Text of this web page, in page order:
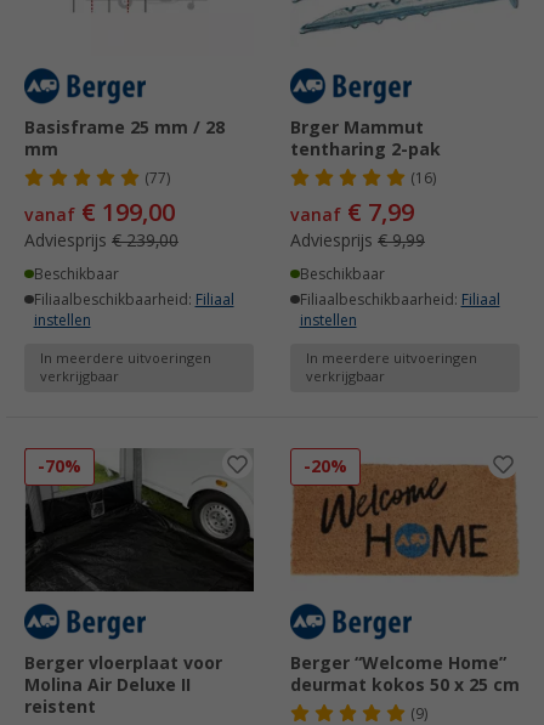
Basisframe 25 mm / 28
mm
(77)
vanaf € 199,00
Adviesprijs € 239,00
Beschikbaar
Filiaalbeschikbaarheid: Filiaal
instellen
In meerdere uitvoeringen
verkrijgbaar
Brger Mammut
tentharing 2-pak
(16)
vanaf € 7,99
Adviesprijs € 9,99
Beschikbaar
Filiaalbeschikbaarheid: Filiaal
instellen
In meerdere uitvoeringen
verkrijgbaar
-70%
Berger vloerplaat voor
Molina Air Deluxe II
reistent
-20%
Berger “Welcome Home”
deurmat kokos 50 x 25 cm
(9)